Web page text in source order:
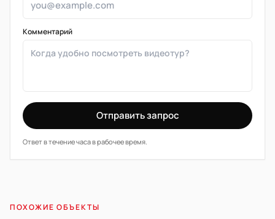
Комментарий
Отправить запрос
Ответ в течение часа в рабочее время.
ПОХОЖИЕ ОБЪЕКТЫ